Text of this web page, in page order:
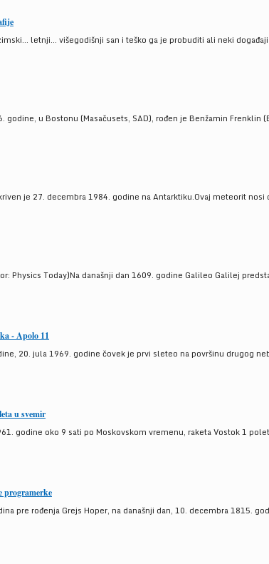
letnji... višegodišnji san i teško ga je probuditi ali neki
godine, u Bostonu (Masačusets, SAD), rođen je Benžamin
je 27. decembra 1984. godine na Antarktiku.Ovaj meteorit
Physics Today)Na današnji dan 1609. godine Galileo Galilej
- Apolo 11
20. jula 1969. godine čovek je prvi sleteo na površinu drugog
u svemir
godine oko 9 sati po Moskovskom vremenu, raketa Vostok 1
programerke
pre rođenja Grejs Hoper, na današnji dan, 10. decembra 1815.